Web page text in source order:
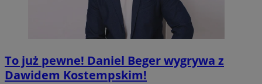
To już pewne! Daniel Beger wygrywa z
Dawidem Kostempskim!